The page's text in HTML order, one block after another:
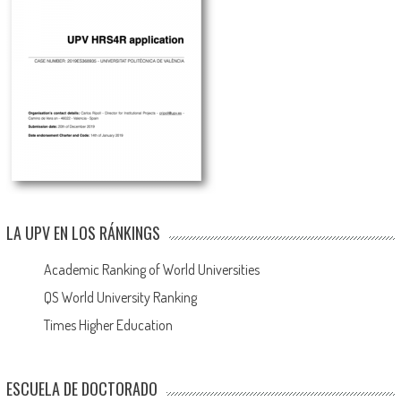
LA UPV EN LOS RÁNKINGS
Academic Ranking of World Universities
QS World University Ranking
Times Higher Education
ESCUELA DE DOCTORADO